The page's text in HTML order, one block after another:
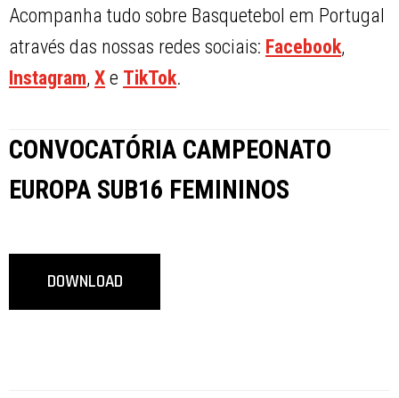
Acompanha tudo sobre Basquetebol em Portugal
através das nossas redes sociais: Facebook,
Instagram,X e TikTok.
CONVOCATÓRIA CAMPEONATO
EUROPA SUB16 FEMININOS
DOWNLOAD